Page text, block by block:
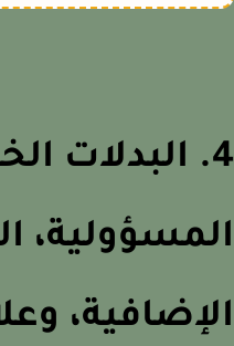
4. البدلات